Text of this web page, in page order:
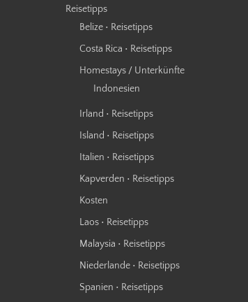
Reisetipps
Belize • Reisetipps
Costa Rica • Reisetipps
Homestays / Unterkünfte
Indonesien
Irland • Reisetipps
Island • Reisetipps
Italien • Reisetipps
Kapverden • Reisetipps
Kosten
Laos • Reisetipps
Malaysia • Reisetipps
Niederlande • Reisetipps
Spanien • Reisetipps